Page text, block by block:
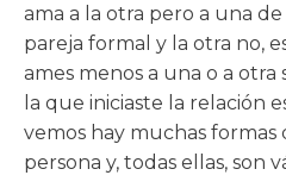
ama a la otra pero a una
pareja formal y la otra no,
ames menos a una o a otra
la que iniciaste la relación
vemos hay muchas
persona y, todas ellas, son